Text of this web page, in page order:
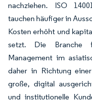
nachziehen. ISO
tauchen häufiger in
Kosten erhöht und
setzt. Die Branche
Management im
daher in Richtung
große, digital
und institutionelle